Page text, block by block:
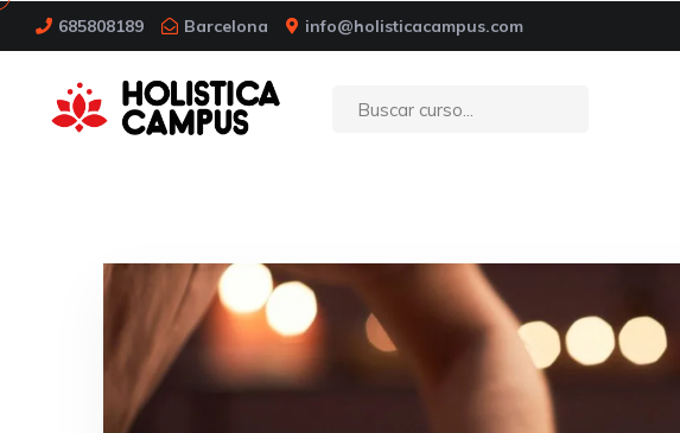
685808189 Barcelona info@holisticacampus.com